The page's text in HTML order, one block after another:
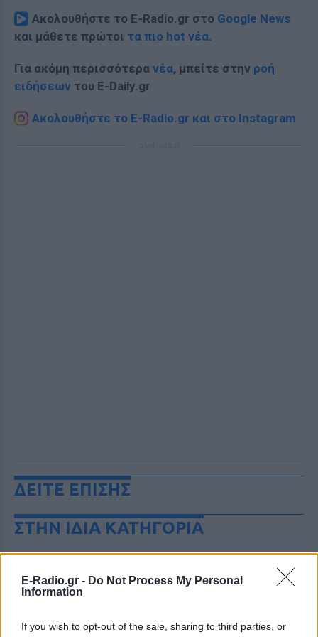
E-Radio.gr - Do Not Process My Personal
Information
If you wish to opt-out of the sale, sharing to third parties, or
Ακολουθήστε το E-Radio.gr στο Google News
και μάθετε πρώτοι τα πιο hot νέα.
Για ακόμη περισσότερα νέα, μπείτε στην ροή
ειδήσεων του E-Daily.gr
Ακολουθήστε το E-Radio.gr και στο Instagram
ΔΕΙΤΕ ΕΠΙΣΗΣ
ΣΤΗΝ ΙΔΙΑ ΚΑΤΗΓΟΡΙΑ
Πάνω από 45.000 διελεύσεις
ημερησίως στους Ευζώνους:
Μαζική άφιξη τουριστών από